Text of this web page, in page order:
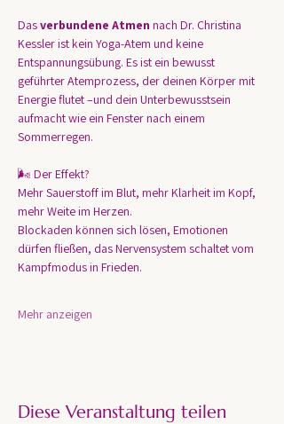
Das verbundene Atmen nach Dr. Christina
Kessler ist kein Yoga-Atem und keine
Entspannungsübung. Es ist ein bewusst
geführter Atemprozess, der deinen Körper mit
Energie flutet –und dein Unterbewusstsein
aufmacht wie ein Fenster nach einem
Sommerregen.
🌬️ Der Effekt?
Mehr Sauerstoff im Blut, mehr Klarheit im Kopf,
mehr Weite im Herzen.
Blockaden können sich lösen, Emotionen
dürfen fließen, das Nervensystem schaltet vom
Kampfmodus in Frieden.
Mehr anzeigen
Diese Veranstaltung teilen